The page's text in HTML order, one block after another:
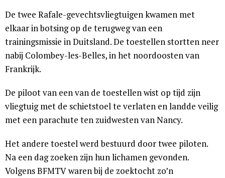
De twee Rafale-gevechtsvliegtuigen kwamen met
elkaar in botsing op de terugweg van een
trainingsmissie in Duitsland. De toestellen stortten neer
nabij Colombey-les-Belles, in het noordoosten van
Frankrijk.
De piloot van een van de toestellen wist op tijd zijn
vliegtuig met de schietstoel te verlaten en landde veilig
met een parachute ten zuidwesten van Nancy.
Het andere toestel werd bestuurd door twee piloten.
Na een dag zoeken zijn hun lichamen gevonden.
Volgens BFMTV waren bij de zoektocht zo’n